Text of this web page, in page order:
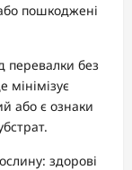
пошкоджені
перевалки без
мінімізує
або є ознаки
здорові